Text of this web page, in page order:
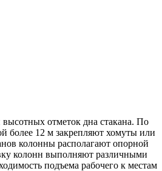
отметок дна стакана. По
более 12 м закрепляют хомуты или
колонны располагают опорной
колонн выполняют различными
подъема рабочего к местам